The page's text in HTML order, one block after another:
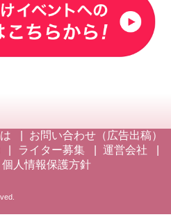
お問い合わせ（広告出稿）
ライター募集
運営会社
個人情報保護方針